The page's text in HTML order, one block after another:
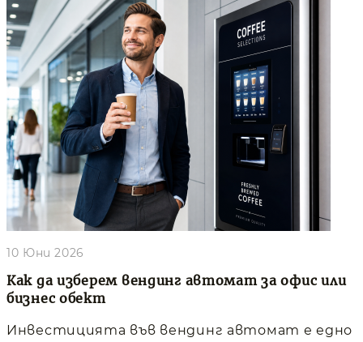
Как да изберем вендинг автомат за офис или
бизнес обект
10 Юни 2026
Инвестицията във вендинг автомат е едно